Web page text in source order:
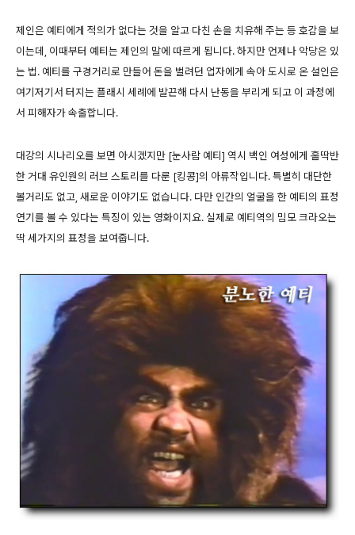
제인은 예티에게 적의가 없다는 것을 알고 다친 손을 치유해 주는 등 호감을 보
이는데, 이때부터 예티는 제인의 말에 따르게 됩니다. 하지만 언제나 악당은 있
는 법. 예티를 구경거리로 만들어 돈을 벌려던 업자에게 속아 도시로 온 설인은
여기저기서 터지는 플래시 세례에 발끈해 다시 난동을 부리게 되고 이 과정에
서 피해자가 속출합니다.
대강의 시나리오를 보면 아시겠지만 [눈사람 예티] 역시 백인 여성에게 홀딱반
한 거대 유인원의 러브 스토리를 다룬 [킹콩]의 아류작입니다. 특별히 대단한
볼거리도 없고, 새로운 이야기도 없습니다. 다만 인간의 얼굴을 한 예티의 표정
연기를 볼 수 있다는 특징이 있는 영화이지요. 실제로 예티역의 밈모 크라오는
딱 세가지의 표정을 보여줍니다.